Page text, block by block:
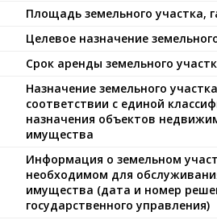
Площадь земельного участка,
Целевое назначение
Срок аренды земельного
Назначение земельного
соответствии с единой
назначения объектов
имущества
Информация о земельном
необходимом для
имущества (дата и номер
государственного управления)